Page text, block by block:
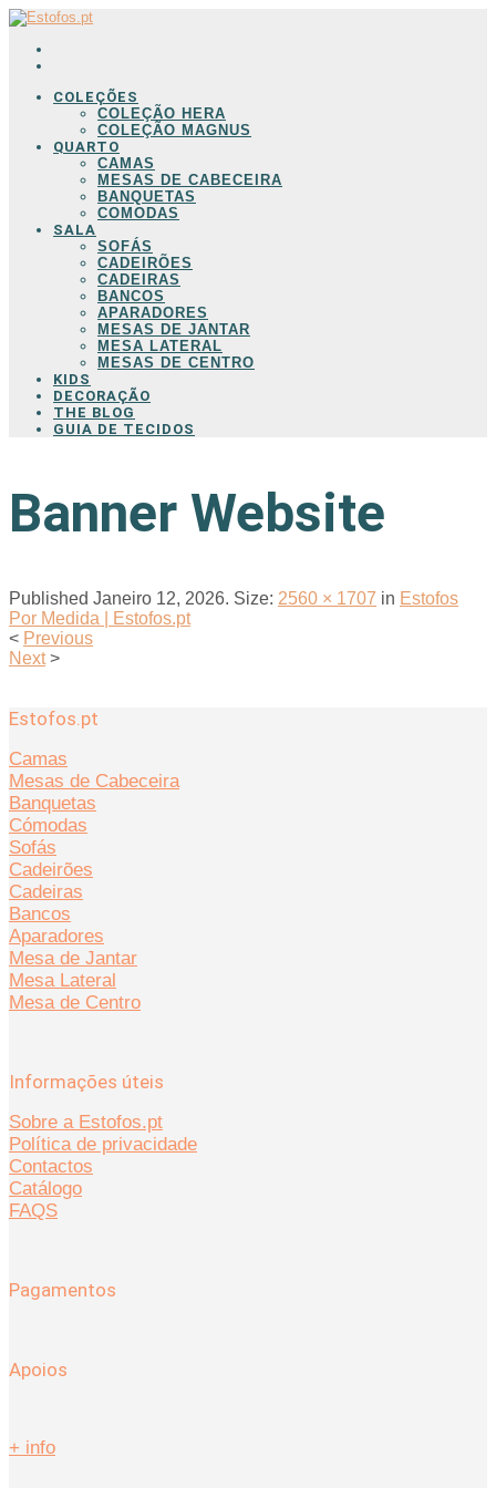
COLEÇÕES
COLEÇÃO HERA
COLEÇÃO MAGNUS
QUARTO
CAMAS
MESAS DE CABECEIRA
BANQUETAS
COMODAS
SALA
SOFÁS
CADEIRÕES
CADEIRAS
BANCOS
APARADORES
MESAS DE JANTAR
MESA LATERAL
MESAS DE CENTRO
KIDS
DECORAÇÃO
THE BLOG
GUIA DE TECIDOS
Banner Website
Published Janeiro 12, 2026. Size: 2560 × 1707 in Estofos
Por Medida | Estofos.pt
< Previous
Next >
Estofos.pt
Camas
Mesas de Cabeceira
Banquetas
Cómodas
Sofás
Cadeirões
Cadeiras
Bancos
Aparadores
Mesa de Jantar
Mesa Lateral
Mesa de Centro
Informações úteis
Sobre a Estofos.pt
Política de privacidade
Contactos
Catálogo
FAQS
Pagamentos
Apoios
+ info